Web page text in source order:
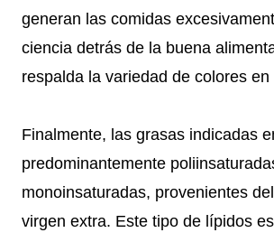
generan las comidas
ciencia detrás de la buena
respalda la variedad de colores en
Finalmente, las grasas indicadas
predominantemente
monoinsaturadas, provenientes
virgen extra. Este tipo de lípidos